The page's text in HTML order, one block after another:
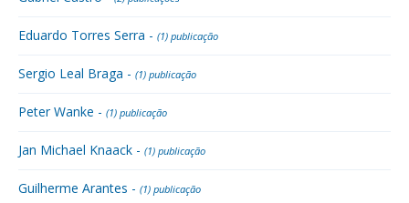
Eduardo Torres Serra - (1) publicação
Sergio Leal Braga - (1) publicação
Peter Wanke - (1) publicação
Jan Michael Knaack - (1) publicação
Guilherme Arantes - (1) publicação